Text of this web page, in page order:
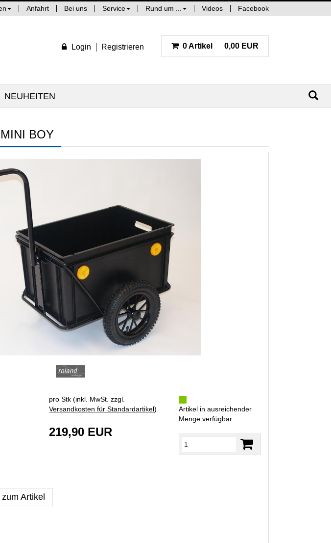
Anfahrt Bei uns Service Rund um ... Videos Facebook
Login Registrieren 0 Artikel 0,00 EUR
NEUHEITEN
BOY
pro Stk (inkl. MwSt. zzgl.
Versandkosten für Standardartikel)
219,90 EUR
Artikel in ausreichender
Menge verfügbar
Artikel